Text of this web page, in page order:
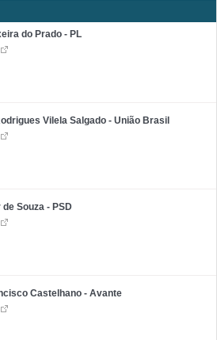
do Prado - PL
Vilela Salgado - União Brasil
Souza - PSD
Castelhano - Avante